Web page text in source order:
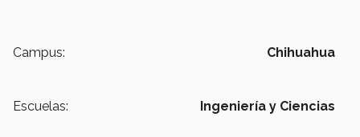
Campus: Chihuahua
Escuelas: Ingeniería y Ciencias